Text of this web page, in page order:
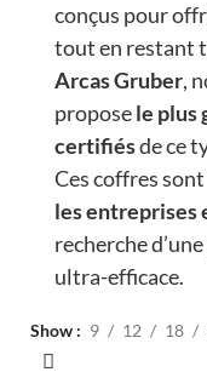
conçus pour
tout en restant
Arcas Gruber,
proposele plus
certifiésde ce
Ces coffres
les entreprises
recherche
ultra-efficace.
Show 9 12 18